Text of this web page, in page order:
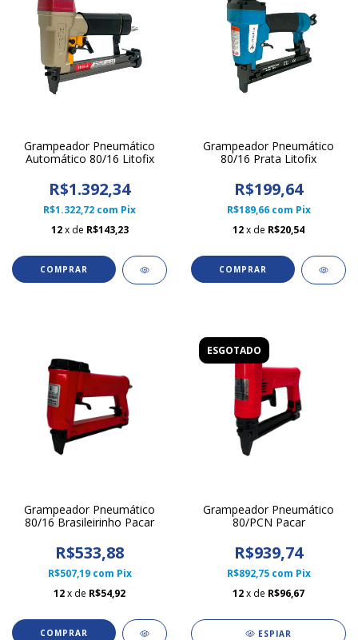
Grampeador Pneumático
Automático 80/16 Litofix
R$1.392,34
R$1.322,72 com Pix
12 x de R$143,23
Grampeador Pneumático
80/16 Prata Litofix
R$199,64
R$189,66 com Pix
12x de R$20,54
Grampeador Pneumático
80/16 Brasileirinho Pacar
R$533,88
R$507,19 com Pix
12x de R$54,92
ESGOTADO
Grampeador Pneumático
80/PCN Pacar
R$939,74
R$892,75 com Pix
12x de R$96,67
ESPIAR